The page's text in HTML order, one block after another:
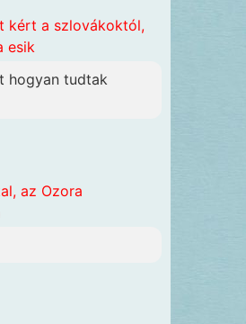
kért a szlovákoktól,
esik
hogyan tudtak
az Ozora